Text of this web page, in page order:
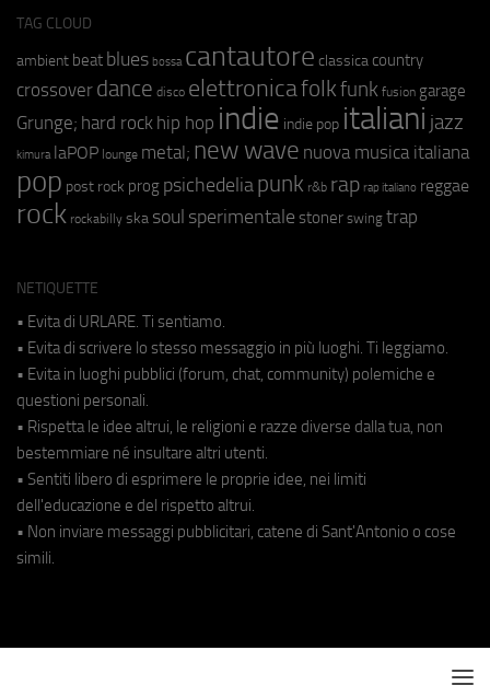
TAG CLOUD
ambient beat blues bossa cantautore classica country
crossover dance disco elettronicafolkfunk fusion garage
Grunge; hard rock hip hop indie indie pop italiani jazz
kimura laPOP lounge metal; new wave nuova musica italiana
pop post rock prog psichedeliapunk r&b rap rap italiano reggae
rock rockabilly ska soul sperimentale stoner swing trap
NETIQUETTE
• Evita di URLARE. Ti sentiamo.
• Evita di scrivere lo stesso messaggio in più luoghi. Ti leggiamo.
• Evita in luoghi pubblici (forum, chat, community) polemiche e
questioni personali.
• Rispetta le idee altrui, le religioni e razze diverse dalla tua, non
bestemmiare né insultare altri utenti.
• Sentiti libero di esprimere le proprie idee, nei limiti
dell'educazione e del rispetto altrui.
• Non inviare messaggi pubblicitari, catene di Sant'Antonio o cose
simili.